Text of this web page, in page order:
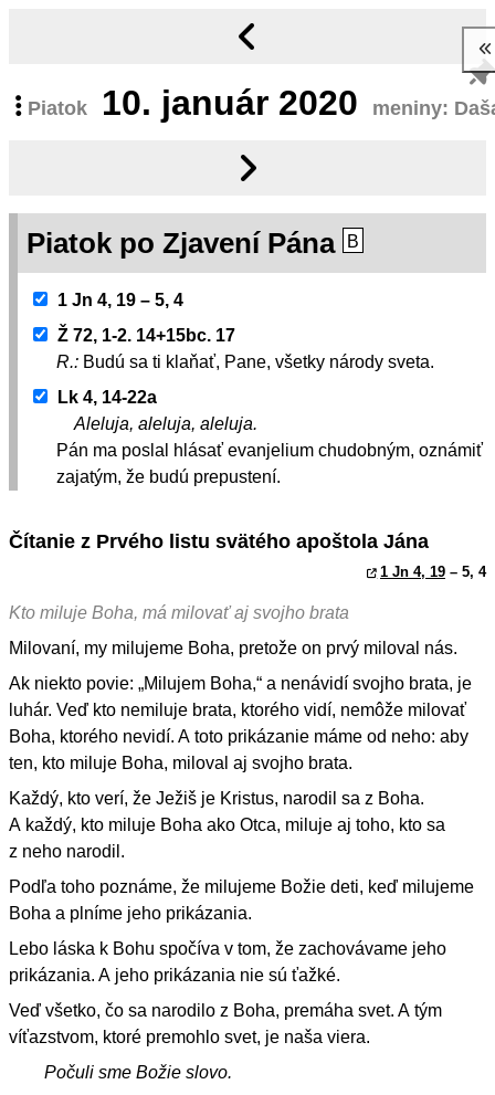
Piatok 10. január 2020 meniny:
Piatok po Zjavení Pána B
1 Jn 4, 19 – 5, 4
Ž 72, 1-2. 14+15bc. 17
R.: Budú sa ti klaňať, Pane, všetky národy sveta.
Lk 4, 14-22a
Aleluja, aleluja, aleluja.
Pán ma poslal hlásať evanjelium chudobným, oznámiť
zajatým, že budú prepustení.
Čítanie z Prvého listu svätého apoštola Jána
1 Jn 4, 19 – 5, 4
Kto miluje Boha, má milovať aj svojho brata
Milovaní, my milujeme Boha, pretože on prvý miloval nás.
Ak niekto povie: „Milujem Boha,“ a nenávidí svojho brata, je
luhár. Veď kto nemiluje brata, ktorého vidí, nemôže milovať
Boha, ktorého nevidí. A toto prikázanie máme od neho: aby
ten, kto miluje Boha, miloval aj svojho brata.
Každý, kto verí, že Ježiš je Kristus, narodil sa z Boha.
A každý, kto miluje Boha ako Otca, miluje aj toho, kto sa
z neho narodil.
Podľa toho poznáme, že milujeme Božie deti, keď milujeme
Boha a plníme jeho prikázania.
Lebo láska k Bohu spočíva v tom, že zachovávame jeho
prikázania. A jeho prikázania nie sú ťažké.
Veď všetko, čo sa narodilo z Boha, premáha svet. A tým
víťazstvom, ktoré premohlo svet, je naša viera.
Počuli sme Božie slovo.